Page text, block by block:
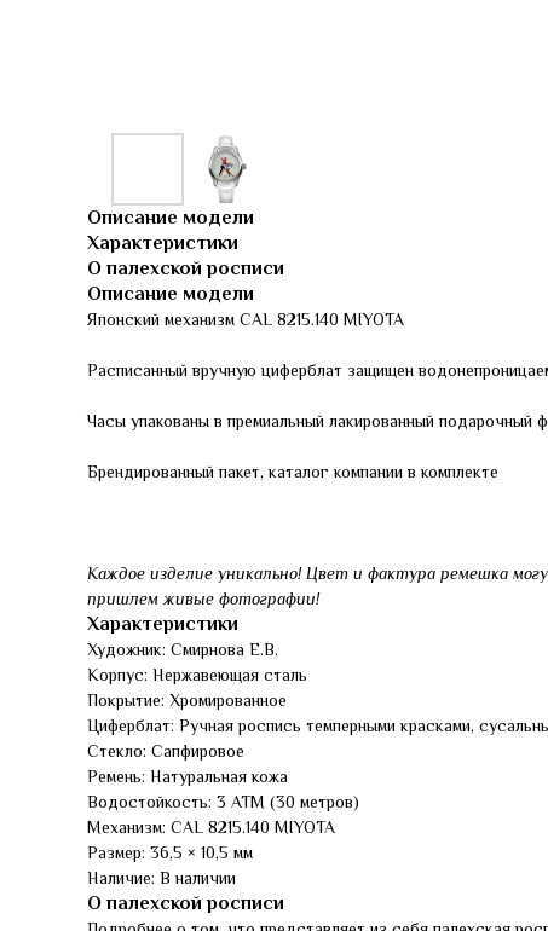
Описание модели
Характеристики
О палехской росписи
Описание модели
Японский механизм CAL 8215.140 MIYOTA
Расписанный вручную циферблат защищен
Часы упакованы в премиальный лакированный подарочный
Брендированный пакет, каталог компании в комплекте
Каждое изделие уникально! Цвет и фактура ремешка
пришлем живые фотографии!
Характеристики
Художник: Смирнова Е.В.
Корпус: Нержавеющая сталь
Покрытие: Хромированное
Циферблат: Ручная роспись темперными красками,
Стекло: Сапфировое
Ремень: Натуральная кожа
Водостойкость: 3 АТМ (30 метров)
Механизм: CAL 8215.140 MIYOTA
Размер: 36,5 × 10,5 мм
Наличие: В наличии
О палехской росписи